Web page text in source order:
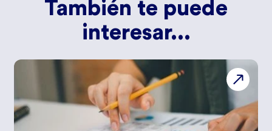
También te puede
interesar...